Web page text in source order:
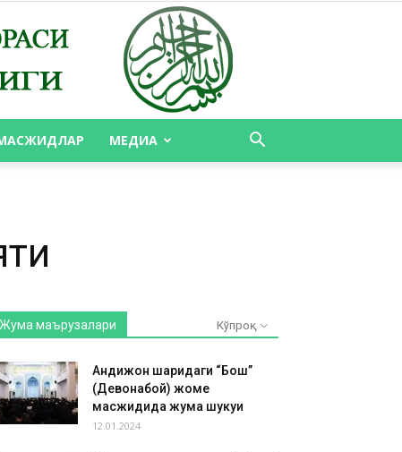
МЕДИА
Жума маърузалари Кўпроқ
Андижон шаҳридаги “Бош”
(Девонабой) жоме
масжидида жума шукуҳи
12.01.2024